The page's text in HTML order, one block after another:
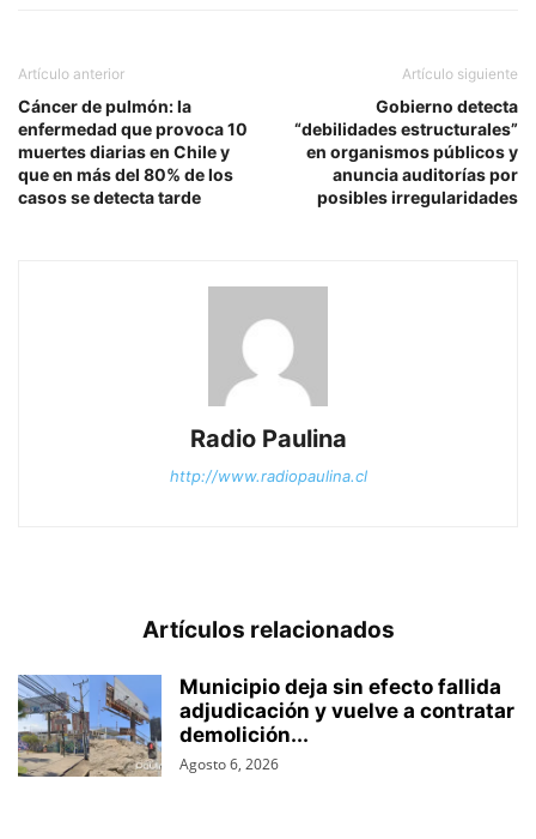
Artículo anterior
Cáncer de pulmón: la
enfermedad que provoca 10
muertes diarias en Chile y
que en más del 80% de los
casos se detecta tarde
Artículo siguiente
Gobierno detecta
“debilidades estructurales”
en organismos públicos y
anuncia auditorías por
posibles irregularidades
Radio Paulina
http://www.radiopaulina.cl
Artículos relacionados
Municipio deja sin efecto fallida
adjudicación y vuelve a contratar
demolición...
Agosto 6, 2026